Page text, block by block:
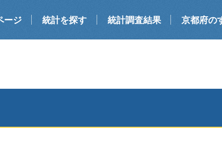
ージ 統計を探す 統計調査結果 京都府の